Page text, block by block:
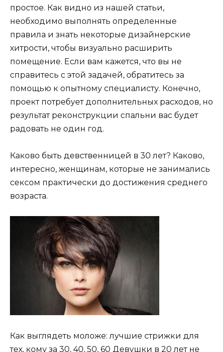
простое. Как видно из нашей статьи,
необходимо выполнять определенные
правила и знать некоторые дизайнерские
хитрости, чтобы визуально расширить
помещение. Если вам кажется, что вы не
справитесь с этой задачей, обратитесь за
помощью к опытному специалисту. Конечно,
проект потребует дополнительных расходов, но
результат реконструкции спальни вас будет
радовать не один год.
Каково быть девственницей в 30 лет? Каково,
интересно, женщинам, которые не занимались
сексом практически до достижения среднего
возраста.
Как выглядеть моложе: лучшие стрижки для
тех, кому за 30, 40, 50, 60 Девушки в 20 лет не